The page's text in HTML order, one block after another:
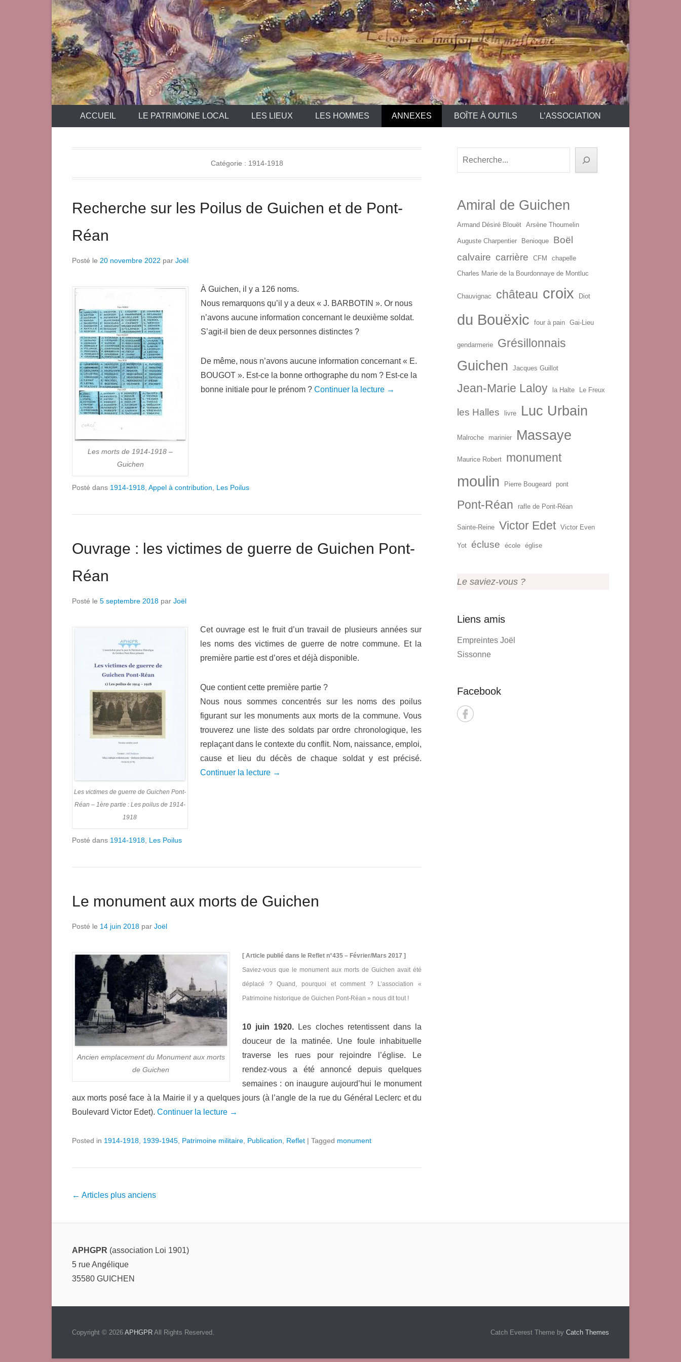
ACCUEIL LE PATRIMOINE LOCAL LES LIEUX LES HOMMES ANNEXES BOÎTE À OUTILS L’ASSOCIATION
Catégorie : 1914-1918
Recherche sur les Poilus de Guichen et de Pont-
Réan
Posté le 20 novembre 2022 par Joël
Les morts de 1914-1918 –
Guichen
À Guichen, il y a 126 noms.
Nous remarquons qu’il y a deux « J. BARBOTIN ». Or nous
n’avons aucune information concernant le deuxième soldat.
S’agit-il bien de deux personnes distinctes ?
De même, nous n’avons aucune information concernant « E.
BOUGOT ». Est-ce la bonne orthographe du nom ? Est-ce la
bonne initiale pour le prénom ? Continuer la lecture →
Posté dans 1914-1918 Appel à contribution Les Poilus
Ouvrage : les victimes de guerre de Guichen Pont-
Réan
Posté le 5 septembre 2018 par Joël
Les victimes de guerre de Guichen Pont-
Réan – 1ère partie : Les poilus de 1914-
1918
Cet ouvrage est le fruit d’un travail de plusieurs années sur
les noms des victimes de guerre de notre commune. Et la
première partie est d’ores et déjà disponible.
Que contient cette première partie ?
Nous nous sommes concentrés sur les noms des poilus
figurant sur les monuments aux morts de la commune. Vous
trouverez une liste des soldats par ordre chronologique, les
replaçant dans le contexte du conflit. Nom, naissance, emploi,
cause et lieu du décès de chaque soldat y est précisé.
Continuer la lecture →
Posté dans 1914-1918, Les Poilus
Le monument aux morts de Guichen
Posté le 14 juin 2018 par Joël
Ancien emplacement du Monument aux morts
de Guichen
[ Article publié dans le Reflet n°435 – Février/Mars 2017 ]
Saviez-vous que le monument aux morts de Guichen avait été
déplacé ? Quand, pourquoi et comment ? L’association «
Patrimoine historique de Guichen Pont-Réan » nous dit tout !
10 juin 1920. Les cloches retentissent dans la
douceur de la matinée. Une foule inhabituelle
traverse les rues pour rejoindre l’église. Le
rendez-vous a été annoncé depuis quelques
semaines : on inaugure aujourd’hui le monument
aux morts posé face à la Mairie il y a quelques jours (à l’angle de la rue du Général Leclerc et du
Boulevard Victor Edet). Continuer la lecture →
Posted in 1914-1918, 1939-1945, Patrimoine militaire, Publication, Reflet | Tagged monument
Navigation
les
← Articles plus anciens
Amiral de Guichen
Armand Désiré Blouët Arsène Thoumelin
Auguste Charpentier Benioque
Boël
calvaire carrière CFM
chapelle
Charles Marie de la Bourdonnaye de Montluc
Chauvignac château croix Diot
du Bouëxic four à pain Gai-Lieu
gendarmerie Grésillonnais
Guichen Jacques Guillot
Jean-Marie Laloy la Halte Le Freux
les Halles livre Luc Urbain
Malroche marinier Massaye
Maurice Robert monument
moulin Pierre Bougeard pont
Pont-Réan rafle de Pont-Réan
Sainte-Reine Victor Edet Victor Even
Yot écluse école église
Le saviez-vous ?
Liens amis
Empreintes Joël
Sissonne
Facebook
APHGPR (association Loi 1901)
5 rue Angélique
35580 GUICHEN
Copyright © 2026 APHGPR All Rights Reserved. Catch Everest Theme by Catch Themes